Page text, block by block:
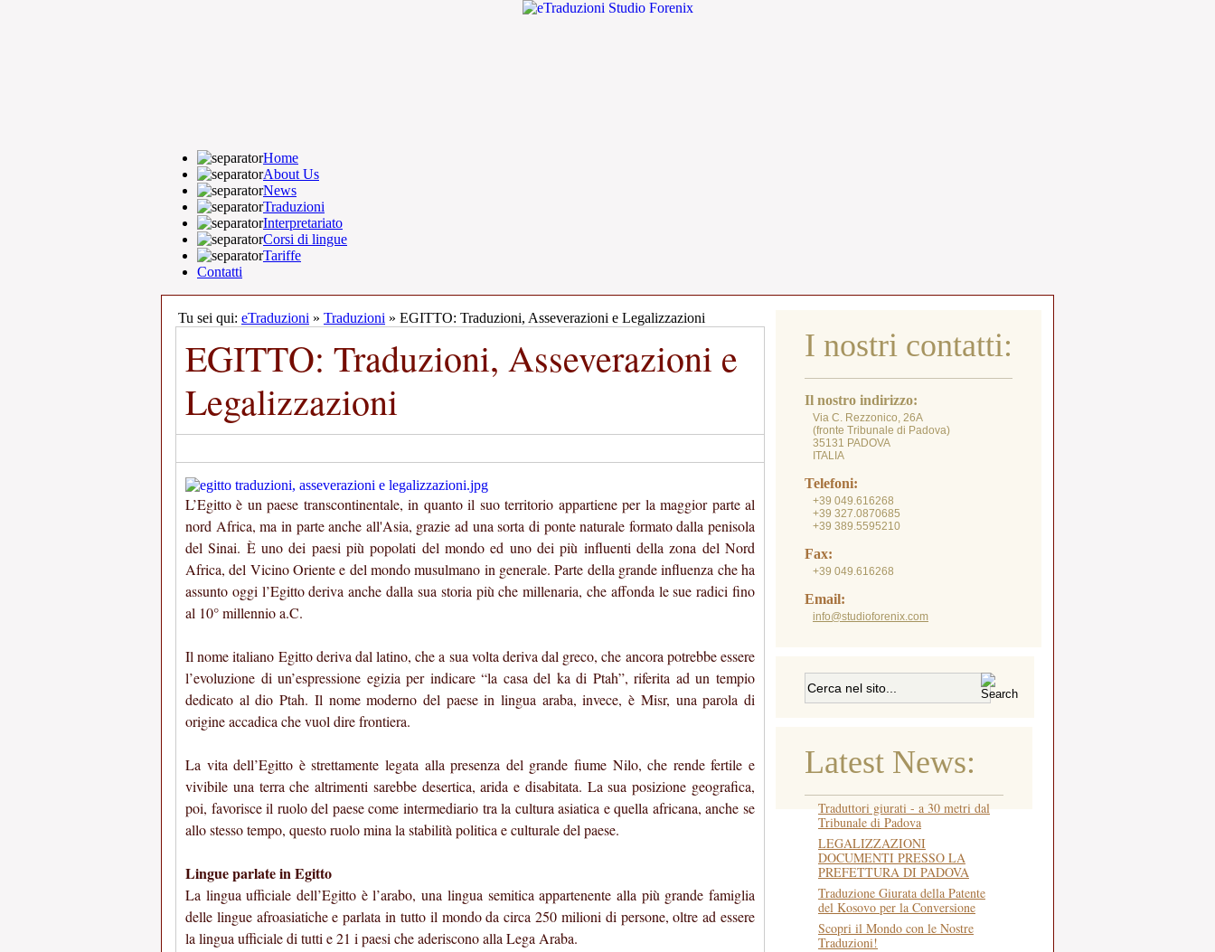
Home
About Us
News
Traduzioni
Interpretariato
Corsi di lingue
Tariffe
Contatti
Tu sei qui: eTraduzioni » Traduzioni » EGITTO: Traduzioni, Asseverazioni e Legalizzazioni
EGITTO: Traduzioni, Asseverazioni e
Legalizzazioni
L’Egitto è un paese transcontinentale, in quanto il suo territorio appartiene per la maggior parte al
nord Africa, ma in parte anche all'Asia, grazie ad una sorta di ponte naturale formato dalla penisola
del Sinai. È uno dei paesi più popolati del mondo ed uno dei più influenti della zona del Nord
Africa, del Vicino Oriente e del mondo musulmano in generale. Parte della grande influenza che ha
assunto oggi l’Egitto deriva anche dalla sua storia più che millenaria, che affonda le sue radici fino
al 10° millennio a.C.
Il nome italiano Egitto deriva dal latino, che a sua volta deriva dal greco, che ancora potrebbe essere
l’evoluzione di un’espressione egizia per indicare “la casa del ka di Ptah”, riferita ad un tempio
dedicato al dio Ptah. Il nome moderno del paese in lingua araba, invece, è Misr, una parola di
origine accadica che vuol dire frontiera.
La vita dell’Egitto è strettamente legata alla presenza del grande fiume Nilo, che rende fertile e
vivibile una terra che altrimenti sarebbe desertica, arida e disabitata. La sua posizione geografica,
poi, favorisce il ruolo del paese come intermediario tra la cultura asiatica e quella africana, anche se
allo stesso tempo, questo ruolo mina la stabilità politica e culturale del paese.
Lingue parlate in Egitto
La lingua ufficiale dell’Egitto è l’arabo, una lingua semitica appartenente alla più grande famiglia
delle lingue afroasiatiche e parlata in tutto il mondo da circa 250 milioni di persone, oltre ad essere
la lingua ufficiale di tutti e 21 i paesi che aderiscono alla Lega Araba.
I nostri contatti:
Il nostro indirizzo:
Via C. Rezzonico, 26A
(fronte Tribunale di Padova)
35131 PADOVA
ITALIA
Telefoni:
+39 049.616268
+39 327.0870685
+39 389.5595210
Fax:
+39 049.616268
Email:
info@studioforenix.com
Latest News:
Traduttori giurati - a 30 metri dal
Tribunale di Padova
LEGALIZZAZIONI
DOCUMENTI PRESSO LA
PREFETTURA DI PADOVA
Traduzione Giurata della Patente
del Kosovo per la Conversione
Scopri il Mondo con le Nostre
Traduzioni!